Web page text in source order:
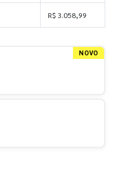
R$ 3.058,99
NOVO